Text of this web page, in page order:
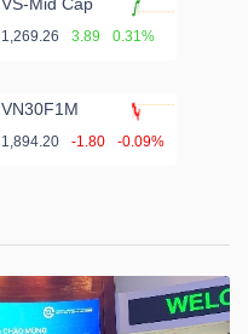
1,269.26 3.89 0.31%
VN30F1M
1,894.20 -1.80 -0.09%